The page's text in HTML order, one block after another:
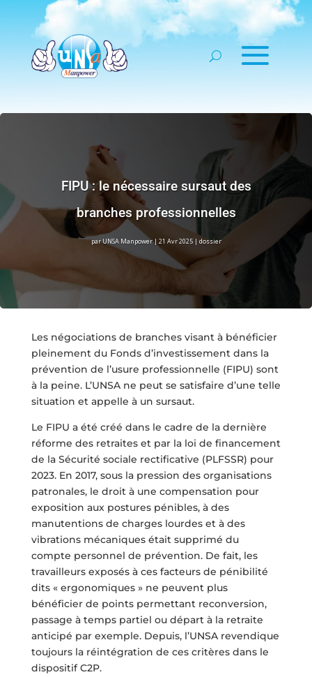
FIPU : le nécessaire sursaut des
branches professionnelles
parUNSA Manpower| 21 Avr 2025| dossier
Les négociations de branches visant à bénéficier
pleinement du Fonds d’investissement dans la
prévention de l’usure professionnelle (FIPU) sont
à la peine. L’UNSA ne peut se satisfaire d’une telle
situation et appelle à un sursaut.
Le FIPU a été créé dans le cadre de la dernière
réforme des retraites et par la loi de financement
de la Sécurité sociale rectificative (PLFSSR) pour
2023. En 2017, sous la pression des organisations
patronales, le droit à une compensation pour
exposition aux postures pénibles, à des
manutentions de charges lourdes et à des
vibrations mécaniques était supprimé du
compte personnel de prévention. De fait, les
travailleurs exposés à ces facteurs de pénibilité
dits « ergonomiques » ne peuvent plus
bénéficier de points permettant reconversion,
passage à temps partiel ou départ à la retraite
anticipé par exemple. Depuis, l’UNSA revendique
toujours la réintégration de ces critères dans le
dispositif C2P.